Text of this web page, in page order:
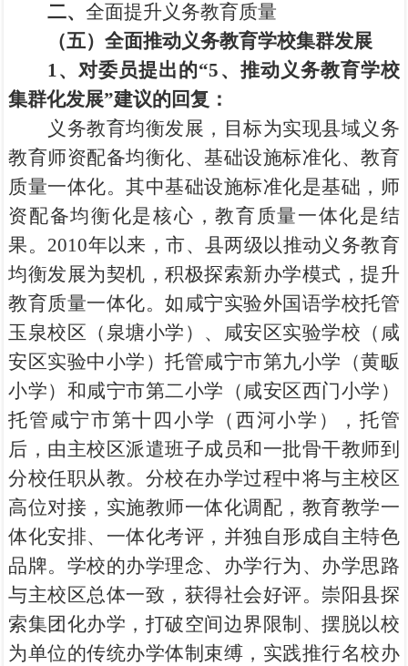
二、全面提升义务教育质量
（五）全面推动义务教育学校集群发展
1、对委员提出的“5、推动义务教育学校
集群化发展”建议的回复：
义务教育均衡发展，目标为实现县域义务
教育师资配备均衡化、基础设施标准化、教育
质量一体化。其中基础设施标准化是基础，师
资配备均衡化是核心，教育质量一体化是结
果。2010年以来，市、县两级以推动义务教育
均衡发展为契机，积极探索新办学模式，提升
教育质量一体化。如咸宁实验外国语学校托管
玉泉校区（泉塘小学）、咸安区实验学校（咸
安区实验中小学）托管咸宁市第九小学（黄畈
小学）和咸宁市第二小学（咸安区西门小学）
托管咸宁市第十四小学（西河小学），托管
后，由主校区派遣班子成员和一批骨干教师到
分校任职从教。分校在办学过程中将与主校区
高位对接，实施教师一体化调配，教育教学一
体化安排、一体化考评，并独自形成自主特色
品牌。学校的办学理念、办学行为、办学思路
与主校区总体一致，获得社会好评。崇阳县探
索集团化办学，打破空间边界限制、摆脱以校
为单位的传统办学体制束缚，实践推行名校办